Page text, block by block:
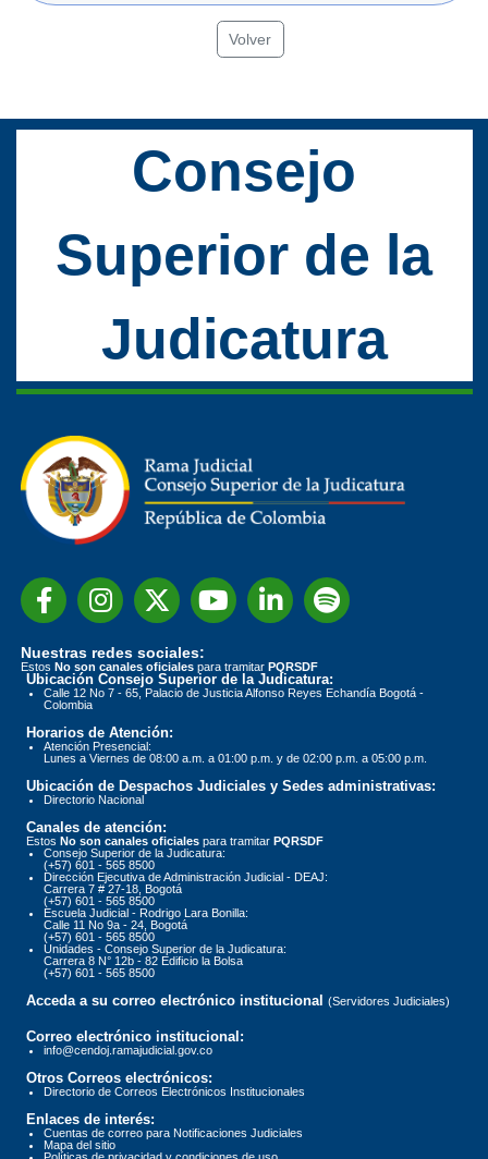
Volver
Consejo
Superior de la
Judicatura
Nuestras redes sociales:
Estos No son canales oficiales para tramitar PQRSDF
Ubicación Consejo Superior de la Judicatura:
Calle 12 No 7 - 65, Palacio de Justicia Alfonso Reyes Echandía Bogotá -
Colombia
Horarios de Atención:
Atención Presencial:
Lunes a Viernes de 08:00 a.m. a 01:00 p.m. y de 02:00 p.m. a 05:00 p.m.
Ubicación de Despachos Judiciales y Sedes administrativas:
Directorio Nacional
Canales de atención:
Estos No son canales oficiales para tramitar PQRSDF
Consejo Superior de la Judicatura:
(+57) 601 - 565 8500
Dirección Ejecutiva de Administración Judicial - DEAJ:
Carrera 7 # 27-18, Bogotá
(+57) 601 - 565 8500
Escuela Judicial - Rodrigo Lara Bonilla:
Calle 11 No 9a - 24, Bogotá
(+57) 601 - 565 8500
Unidades - Consejo Superior de la Judicatura:
Carrera 8 N° 12b - 82 Edificio la Bolsa
(+57) 601 - 565 8500
Acceda a su correo electrónico institucional (Servidores Judiciales)
Correo electrónico institucional:
info@cendoj.ramajudicial.gov.co
Otros Correos electrónicos:
Directorio de Correos Electrónicos Institucionales
Enlaces de interés:
Cuentas de correo para Notificaciones Judiciales
Mapa del sitio